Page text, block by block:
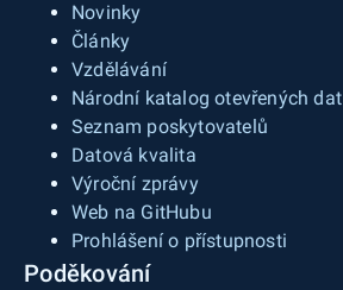
Novinky
Články
Vzdělávání
Národní katalog otevřených dat
Seznam poskytovatelů
Datová kvalita
Výroční zprávy
Web na GitHubu
Prohlášení o přístupnosti
Poděkování